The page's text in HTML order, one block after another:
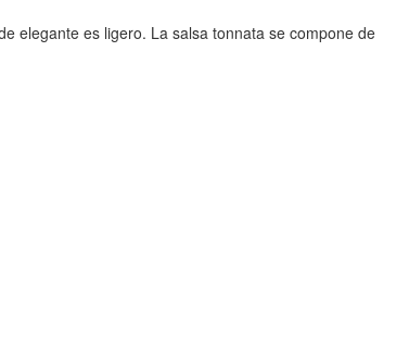
elegante es ligero. La salsa tonnata se compone de